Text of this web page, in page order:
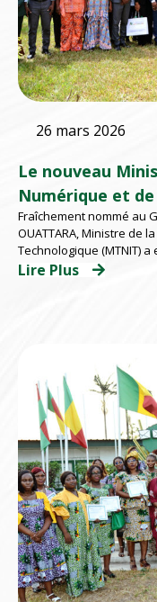
26 mars 2026
Le nouveau
Numérique et
à l’EMSP
Fraîchement nommé au
OUATTARA, Ministre de
Technologique (MTNIT)
Lire Plus